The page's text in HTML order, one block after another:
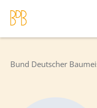
Bund Deutscher